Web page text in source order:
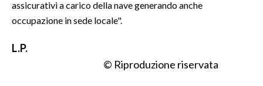
assicurativi a carico della nave generando anche
occupazione in sede locale".
L.P.
© Riproduzione riservata